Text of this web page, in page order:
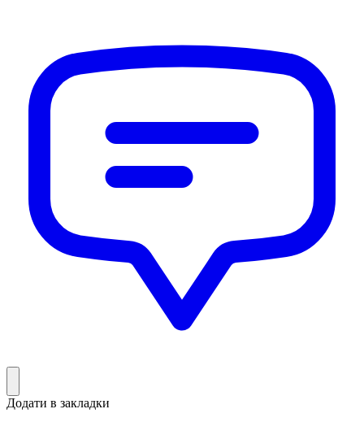
Додати в закладки